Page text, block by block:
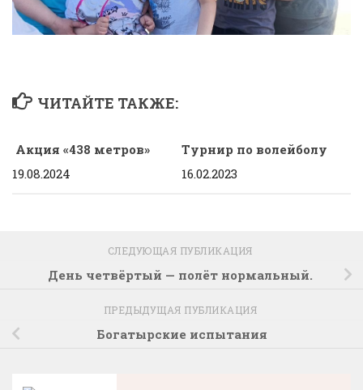
ЧИТАЙТЕ ТАКЖЕ:
Акция «438 метров»
19.08.2024
Турнир по волейболу
16.02.2023
СЛЕДУЮЩАЯ ПУБЛИКАЦИЯ
День четвёртый — полёт нормальный.
ПРЕДЫДУЩАЯ ПУБЛИКАЦИЯ
Богатырские испытания